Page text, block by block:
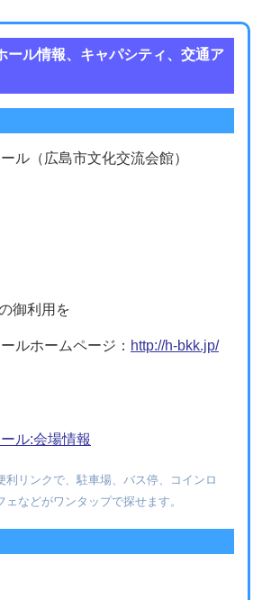
ール情報、キャパシティ、交通ア
ル（広島市文化交流会館）
利用を
ルホームページ： http://h-bkk.jp/
ル:会場情報
利リンクで、駐車場、バス停、コインロ
などがワンタップで探せます。